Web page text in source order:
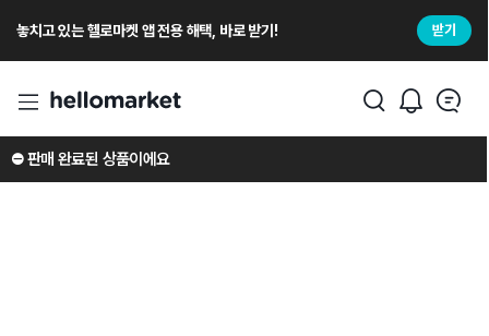
놓치고 있는 헬로마켓 앱 전용 해택, 바로 받기! 받기
⛔️ 판매 완료된 상품이에요